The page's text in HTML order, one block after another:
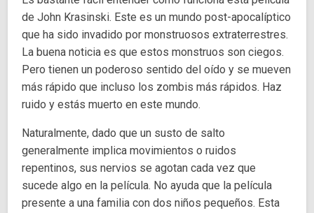
de John Krasinski. Este es un mundo post-apocalíptico
que ha sido invadido por monstruosos extraterrestres.
La buena noticia es que estos monstruos son ciegos.
Pero tienen un poderoso sentido del oído y se mueven
más rápido que incluso los zombis más rápidos. Haz
ruido y estás muerto en este mundo.
Naturalmente, dado que un susto de salto
generalmente implica movimientos o ruidos
repentinos, sus nervios se agotan cada vez que
sucede algo en la película. No ayuda que la película
presente a una familia con dos niños pequeños. Esta